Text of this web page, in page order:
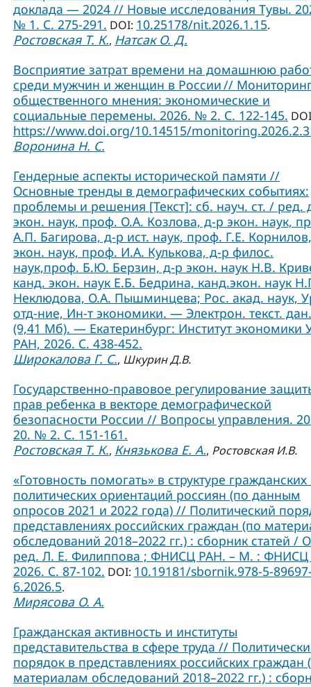
доклада — 2024 // Новые исследования Тувы.
№ 1. С. 275-291. DOI: 10.25178/nit.2026.1.15.
Ростовская Т. К., Натсак О. Д.
Восприятие затрат времени на домашнюю
среди мужчин и женщин в России //
общественного мнения: экономические и
социальные перемены. 2026. № 2. С. 122-145.
https://www.doi.org/10.14515/
Воронина Н. С.
Гендерные аспекты исторической памяти //
Основные тренды в демографических событиях:
проблемы и решения [Текст]: сб. науч. ст. / ред.
экон. наук, проф. О.А. Козлова, д-р экон. наук,
А.П. Багирова, д-р ист. наук, проф. Г.Е.
экон. наук, проф. И.А. Кулькова, д-р филос.
наук,проф. Б.Ю. Берзин, д-р экон. наук Н.В.
канд. экон. наук Е.Б. Бедрина, канд.экон. наук
Неклюдова, О.А. Пышминцева; Рос. акад. наук,
отд-ние, Ин-т экономики. — Электрон. текст. дан.
(9,41 Мб). — Екатеринбург: Институт экономики
РАН, 2026. С. 438-452.
Широкалова Г. С., Шкурин Д.В.
Государственно-правовое регулирование
прав ребенка в векторе демографической
безопасности России // Вопросы управления.
20. № 2. С. 151-161.
Ростовская Т. К., Князькова Е. А., Ростовская И.В.
«Готовность помогать» в структуре гражданских
политических ориентаций россиян (по данным
опросов 2021 и 2022 года) // Политический
представлениях российских граждан (по
обследований 2018–2022 гг.) : сборник статей /
ред. Л. Е. Филиппова ; ФНИСЦ РАН. – М. : ФНИСЦ
2026. C. 87-102. DOI: 10.19181/sbornik.978-5-
6.2026.5.
Мирясова О. А.
Гражданская активность и институты
представительства в сфере труда //
порядок в представлениях российских граждан
материалам обследований 2018–2022 гг.) :